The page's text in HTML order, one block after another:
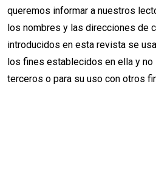
queremos informar a nuestros
los nombres y las direcciones de
introducidos en esta revista se
los fines establecidos en ella y no
terceros o para su uso con otros